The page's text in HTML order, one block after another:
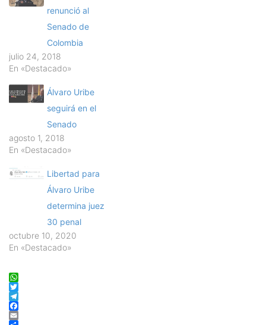
renunció al
Senado de
Colombia
julio 24, 2018
En «Destacado»
Álvaro Uribe
seguirá en el
Senado
agosto 1, 2018
En «Destacado»
Libertad para
Álvaro Uribe
determina juez
30 penal
octubre 10, 2020
En «Destacado»
WhatsApp
Twitter
Telegram
Facebook